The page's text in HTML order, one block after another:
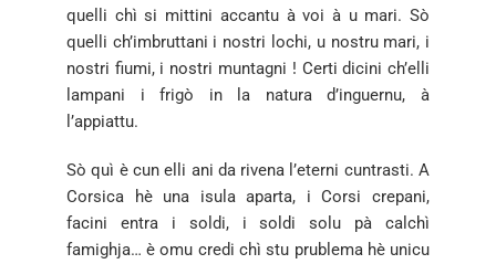
quelli chì si mittini accantu à voi à u mari. Sò
quelli ch’imbruttani i nostri lochi, u nostru mari, i
nostri fiumi, i nostri muntagni ! Certi dicini ch’elli
lampani i frigò in la natura d’inguernu, à
l’appiattu.
Sò quì è cun elli ani da rivena l’eterni cuntrasti. A
Corsica hè una isula aparta, i Corsi crepani,
facini entra i soldi, i soldi solu pà calchì
famighja… è omu credi chì stu prublema hè unicu